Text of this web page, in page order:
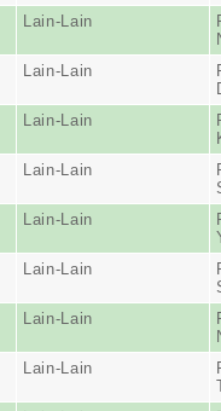
Lain-Lain
Lain-Lain
Lain-Lain
Lain-Lain
Lain-Lain
Lain-Lain
Lain-Lain
Lain-Lain